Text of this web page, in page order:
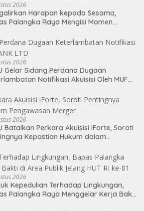
2026
Harapan kepada Sesama,
Palangka Raya Mengisi Momen
2026
Gelar Sidang Perdana Dugaan
Notifikasi Akuisisi Oleh MUFG
2026
Batalkan Perkara Akuisisi iForte, Soroti
Kepastian Hukum dalam
2026
Kepedulian Terhadap Lingkungan,
Palangka Raya Menggelar Kerja Bakti